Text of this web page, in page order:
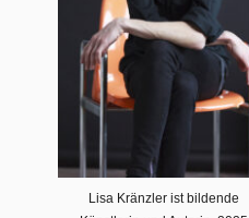
Lisa Kränzler ist bildende